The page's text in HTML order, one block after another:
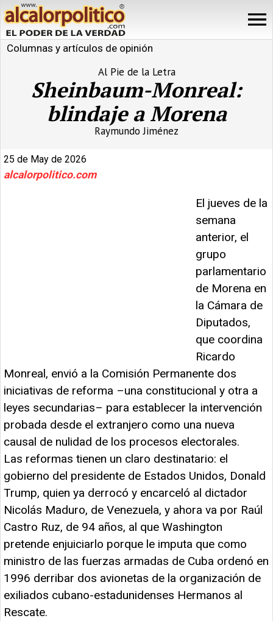
Columnas y artículos de opinión
Al Pie de la Letra
Sheinbaum-Monreal:
blindaje a Morena
Raymundo Jiménez
25 de May de 2026
alcalorpolitico.com
El jueves de la
semana
anterior, el
grupo
parlamentario
de Morena en
la Cámara de
Diputados,
que coordina
Ricardo
Monreal, envió a la Comisión Permanente dos
iniciativas de reforma –una constitucional y otra a
leyes secundarias– para establecer la intervención
probada desde el extranjero como una nueva
causal de nulidad de los procesos electorales.
Las reformas tienen un claro destinatario: el
gobierno del presidente de Estados Unidos, Donald
Trump, quien ya derrocó y encarceló al dictador
Nicolás Maduro, de Venezuela, y ahora va por Raúl
Castro Ruz, de 94 años, al que Washington
pretende enjuiciarlo porque le imputa que como
ministro de las fuerzas armadas de Cuba ordenó en
1996 derribar dos avionetas de la organización de
exiliados cubano-estadunidenses Hermanos al
Rescate.